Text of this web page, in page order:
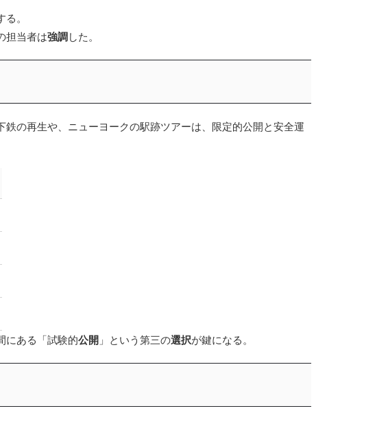
る。
担当者は強調した。
の再生や、ニューヨークの駅跡ツアーは、限定的公開と安全運
にある「試験的公開 」という第三の選択が鍵になる。